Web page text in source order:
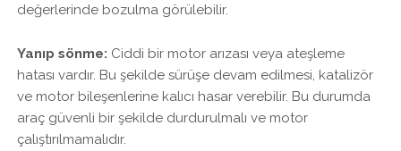
değerlerinde bozulma görülebilir.
Yanıp sönme: Ciddi bir motor arızası veya ateşleme
hatası vardır. Bu şekilde sürüşe devam edilmesi, katalizör
ve motor bileşenlerine kalıcı hasar verebilir. Bu durumda
araç güvenli bir şekilde durdurulmalı ve motor
çalıştırılmamalıdır.